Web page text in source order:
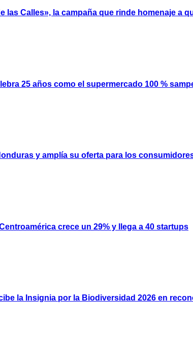
las Calles», la campaña que rinde homenaje a
25 años como el supermercado 100 %
y amplía su oferta para los
crece un 29% y llega a 40 startups
la Insignia por la Biodiversidad 2026 en